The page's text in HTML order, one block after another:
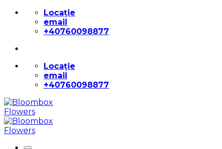
Skip
content
Locație
email
+40760098877
Locație
email
+40760098877